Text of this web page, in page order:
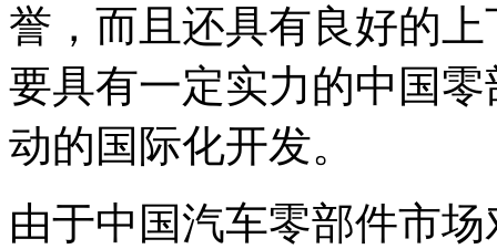
誉，而且还具有良好的
要具有一定实力的中国
动的国际化开发。
由于中国汽车零部件市